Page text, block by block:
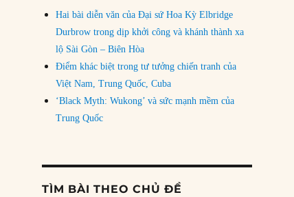
Hai bài diễn văn của Đại sứ Hoa Kỳ Elbridge
Durbrow trong dịp khởi công và khánh thành xa
lộ Sài Gòn – Biên Hòa
Điểm khác biệt trong tư tưởng chiến tranh của
Việt Nam, Trung Quốc, Cuba
‘Black Myth: Wukong’ và sức mạnh mềm của
Trung Quốc
TÌM BÀI THEO CHỦ ĐỀ